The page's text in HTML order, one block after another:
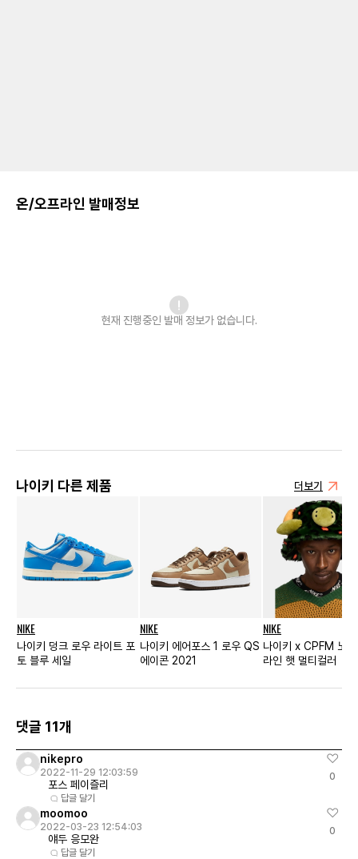
온/오프라인 발매정보
현재 진행중인 발매 정보가 없습니다.
나이키 다른 제품 더보기
NIKE
나이키 덩크 로우 라이트 포
토 블루 세일
NIKE
나이키 에어포스 1 로우 QS
에이콘 2021
NIKE
나이키 x CPFM 노
라인 햇 멀티컬러
댓글 11개
nikepro
2022-11-29 12:03:59
포스 페이즐리
답글 달기
0
moomoo
2022-03-23 12:54:03
얘두 응모완
답글 달기
0